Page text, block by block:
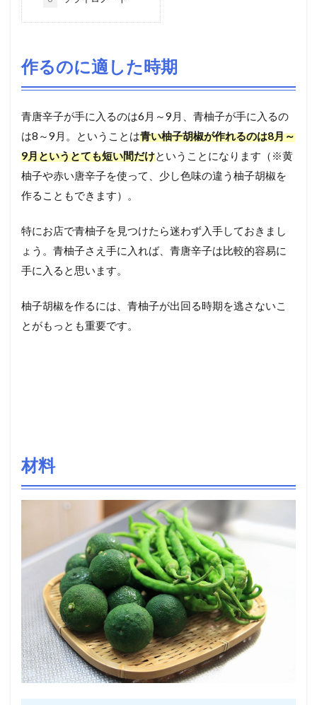
作るのに適した時期
青唐辛子が手に入るのは6月～9月、青柚子が手に入るの
は8～9月。ということは青い柚子胡椒が作れるのは8月～
9月というとても短い間だけということになります（※黄
柚子や赤い唐辛子を使って、少し色味の違う柚子胡椒を
作ることもできます）。
特にお店で青柚子を見つけたら迷わず入手しておきまし
ょう。青柚子さえ手に入れば、青唐辛子は比較的容易に
手に入ると思います。
柚子胡椒を作るには、青柚子が出回る時期を逃さないこ
とがもっとも重要です。
材料